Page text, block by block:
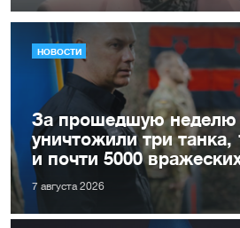
НОВОСТИ
За прошедшую
уничтожили три танка,
и почти 5000
7 августа 2026